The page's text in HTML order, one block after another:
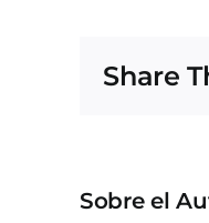
Share
Sobre el